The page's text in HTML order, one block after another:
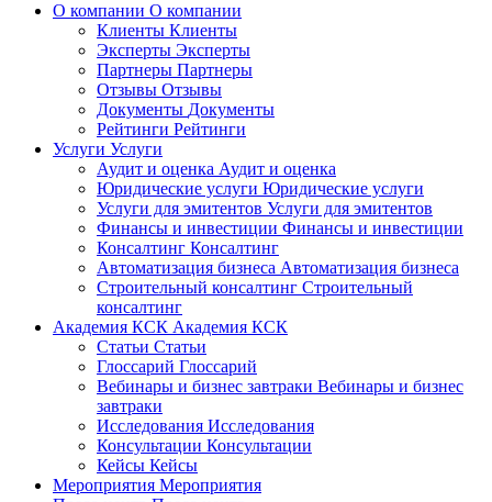
О компании О компании
Клиенты Клиенты
Эксперты Эксперты
Партнеры Партнеры
Отзывы Отзывы
Документы Документы
Рейтинги Рейтинги
Услуги Услуги
Аудит и оценка Аудит и оценка
Юридические услуги Юридические услуги
Услуги для эмитентов Услуги для эмитентов
Финансы и инвестиции Финансы и инвестиции
Консалтинг Консалтинг
Автоматизация бизнеса Автоматизация бизнеса
Строительный консалтинг Строительный
консалтинг
Академия КСК Академия КСК
Статьи Статьи
Глоссарий Глоссарий
Вебинары и бизнес завтраки Вебинары и бизнес
завтраки
Исследования Исследования
Консультации Консультации
Кейсы Кейсы
Мероприятия Мероприятия